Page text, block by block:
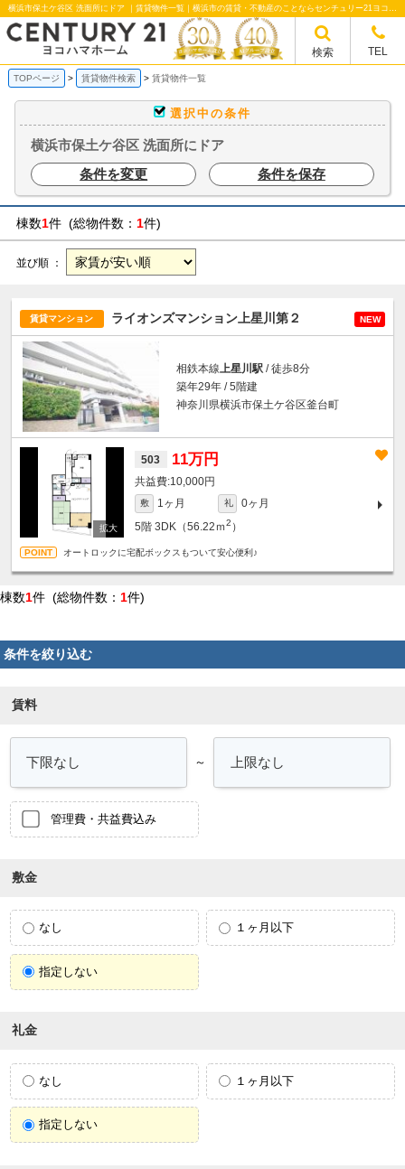
横浜市保土ケ谷区 洗面所にドア ｜賃貸物件一覧｜横浜市の賃貸・不動産のことならセンチュリー21ヨコハマホームへ！横浜市の賃貸仲介や不動産売却・買取、不動産管理など不動産のことならなんでもご相談ください。
検索 TEL
TOPページ 賃貸物件検索 賃貸物件一覧
選択中の条件
横浜市保土ケ谷区 洗面所にドア
条件を変更
条件を保存
棟数1件 (総物件数： 1件)
並び順 ：
賃貸マンション ライオンズマンション上星川第２ NEW
相鉄本線上星川駅 / 徒歩8分
築年29年 / 5階建
神奈川県横浜市保土ケ谷区釜台町
503 11万円
10,000円
敷 1ヶ月 礼
0ヶ月
5階 3DK（56.22ｍ2 ）
オートロックに宅配ボックスもついて安心便利♪
棟数1件 (総物件数： 1件)
条件を絞り込む
賃料
～
管理費・共益費込み
敷金
なし １ヶ月以下
指定しない
礼金
なし １ヶ月以下
指定しない